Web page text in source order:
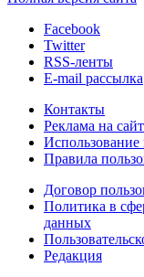
Facebook
Twitter
RSS-ленты
E-mail рассылка
Контакты
Реклама на
Использование
Правила
Договор
Политика в
данных
Редакция